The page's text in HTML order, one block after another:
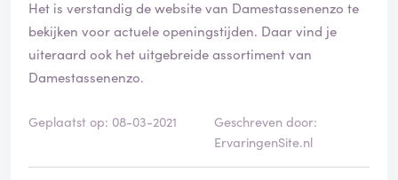
Het is verstandig de website van Damestassenenzo te
bekijken voor actuele openingstijden. Daar vind je
uiteraard ook het uitgebreide assortiment van
Damestassenenzo.
Geplaatst op: 08-03-2021
Geschreven door:
ErvaringenSite.nl